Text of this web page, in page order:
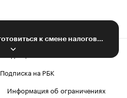
Редакция
Подписка на РБК
Информация об ограничениях